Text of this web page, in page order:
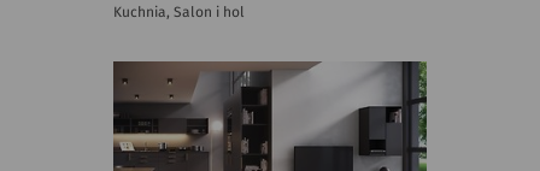
Kuchnia, Salon i hol